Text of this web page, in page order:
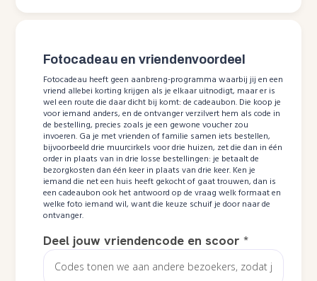
Fotocadeau en vriendenvoordeel
Fotocadeau heeft geen aanbreng-programma waarbij jij en een
vriend allebei korting krijgen als je elkaar uitnodigt, maar er is
wel een route die daar dicht bij komt: de cadeaubon. Die koop je
voor iemand anders, en de ontvanger verzilvert hem als code in
de bestelling, precies zoals je een gewone voucher zou
invoeren. Ga je met vrienden of familie samen iets bestellen,
bijvoorbeeld drie muurcirkels voor drie huizen, zet die dan in één
order in plaats van in drie losse bestellingen: je betaalt de
bezorgkosten dan één keer in plaats van drie keer. Ken je
iemand die net een huis heeft gekocht of gaat trouwen, dan is
een cadeaubon ook het antwoord op de vraag welk formaat en
welke foto iemand wil, want die keuze schuif je door naar de
ontvanger.
Deel jouw vriendencode en scoor*